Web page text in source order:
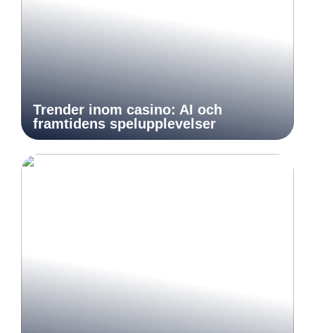
Trender inom casino: AI och
framtidens spelupplevelser